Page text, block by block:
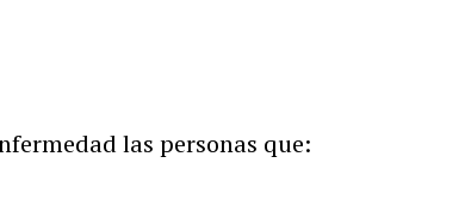
las personas que: